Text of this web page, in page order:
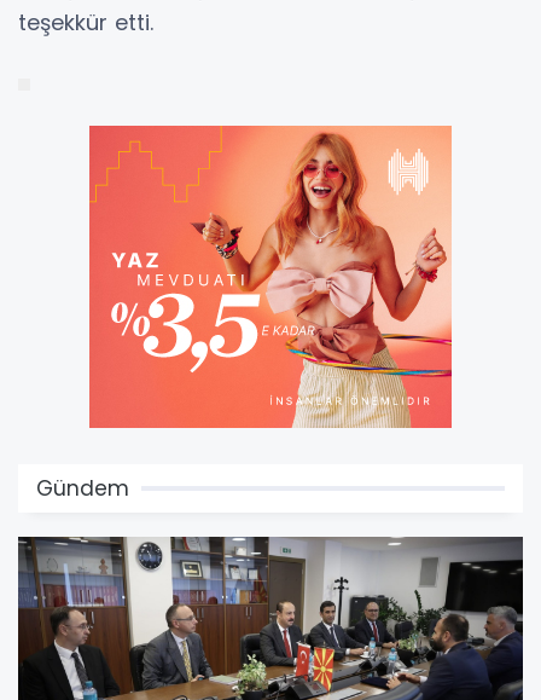
teşekkür etti.
Gündem